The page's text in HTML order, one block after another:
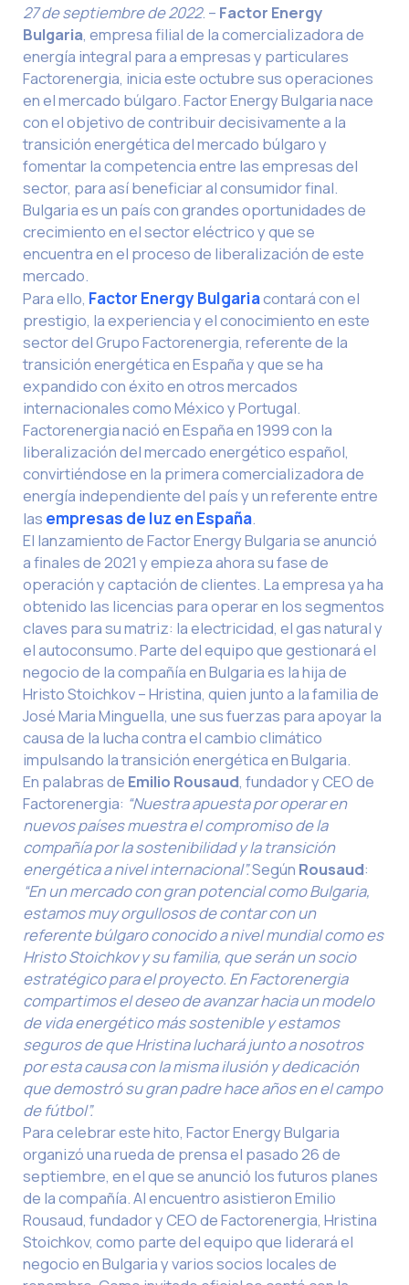
27 de septiembre de 2022. – Factor Energy
Bulgaria , empresa filial de la comercializadora de
energía integral para a empresas y particulares
Factorenergia, inicia este octubre sus operaciones
en el mercado búlgaro. Factor Energy Bulgaria nace
con el objetivo de contribuir decisivamente a la
transición energética del mercado búlgaro y
fomentar la competencia entre las empresas del
sector, para así beneficiar al consumidor final.
Bulgaria es un país con grandes oportunidades de
crecimiento en el sector eléctrico y que se
encuentra en el proceso de liberalización de este
mercado.
Para ello, Factor Energy Bulgariacontará con el
prestigio, la experiencia y el conocimiento en este
sector del Grupo Factorenergia, referente de la
transición energética en España y que se ha
expandido con éxito en otros mercados
internacionales como México y Portugal.
Factorenergia nació en España en 1999 con la
liberalización del mercado energético español,
convirtiéndose en la primera comercializadora de
energía independiente del país y un referente entre
las empresas de luz en España
El lanzamiento de Factor Energy Bulgaria se anunció
a finales de 2021 y empieza ahora su fase de
operación y captación de clientes. La empresa ya ha
obtenido las licencias para operar en los segmentos
claves para su matriz: la electricidad, el gas natural y
el autoconsumo. Parte del equipo que gestionará el
negocio de la compañía en Bulgaria es la hija de
Hristo Stoichkov – Hristina, quien junto a la familia de
José Maria Minguella, une sus fuerzas para apoyar la
causa de la lucha contra el cambio climático
impulsando la transición energética en Bulgaria.
En palabras de Emilio Rousaud , fundador y CEO de
Factorenergia: “Nuestra apuesta por operar en
nuevos paísesmuestra el compromiso de la
compañía por la sostenibilidad y la transición
energética a nivel internacional”.Según Rousaud:
“En un mercado con gran potencial como Bulgaria,
estamos muy orgullosos de contar con un
referente búlgaro conocido a nivel mundial como es
Hristo Stoichkov y su familia, que serán un socio
estratégico para el proyecto. En Factorenergia
compartimos el deseo de avanzar hacia un modelo
de vida energético más sostenible y estamos
seguros de que Hristina luchará junto a nosotros
por esta causa con la misma ilusión y dedicación
que demostró su gran padre hace años en el campo
de fútbol”.
Para celebrar este hito, Factor Energy Bulgaria
organizó una rueda de prensa el pasado 26 de
septiembre, en el que se anunció los futuros planes
de la compañía. Al encuentro asistieron Emilio
Rousaud, fundador y CEO de Factorenergia, Hristina
Stoichkov, como parte del equipo que liderará el
negocio en Bulgaria y varios socios locales de